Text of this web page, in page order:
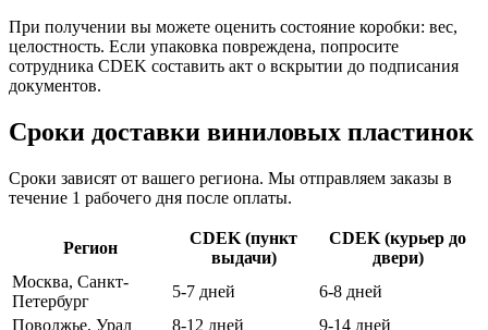
При получении вы можете оценить состояние коробки: вес,
целостность. Если упаковка повреждена, попросите
сотрудника CDEK составить акт о вскрытии до подписания
документов.
Сроки доставки виниловых пластинок
Сроки зависят от вашего региона. Мы отправляем заказы в
течение 1 рабочего дня после оплаты.
Регион
CDEK (пункт
выдачи)
CDEK (курьер до
двери)
Москва, Санкт-
Петербург
5-7 дней
6-8 дней
Поволжье, Урал
8-12 дней
9-14 дней